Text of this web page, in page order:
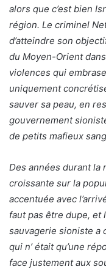
alors que c’est bien
région. Le criminel
d’atteindre son
du Moyen-Orient
violences qui
uniquement
sauver sa peau, en
gouvernement
de petits mafieux
Des années durant la
croissante sur la
accentuée avec
faut pas être dupe, et
sauvagerie sioniste a
qui n’ était qu’une
face justement aux